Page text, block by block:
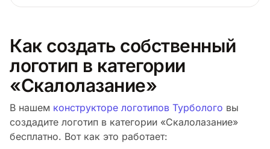
Как создать собственный
логотип в категории
«Скалолазание»
В нашем конструкторе логотипов Турболого вы
создадите логотип в категории «Скалолазание»
бесплатно. Вот как это работает: